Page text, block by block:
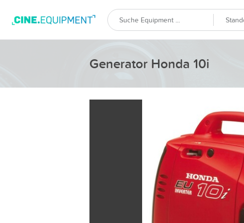
Generator Honda 10i